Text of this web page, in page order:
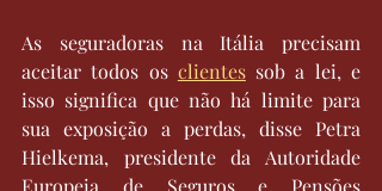
As seguradoras na Itália precisam
aceitar todos os clientes sob a lei, e
isso significa que não há limite para
sua exposição a perdas, disse Petra
Hielkema, presidente da Autoridade
Europeia de Seguros e Pensões